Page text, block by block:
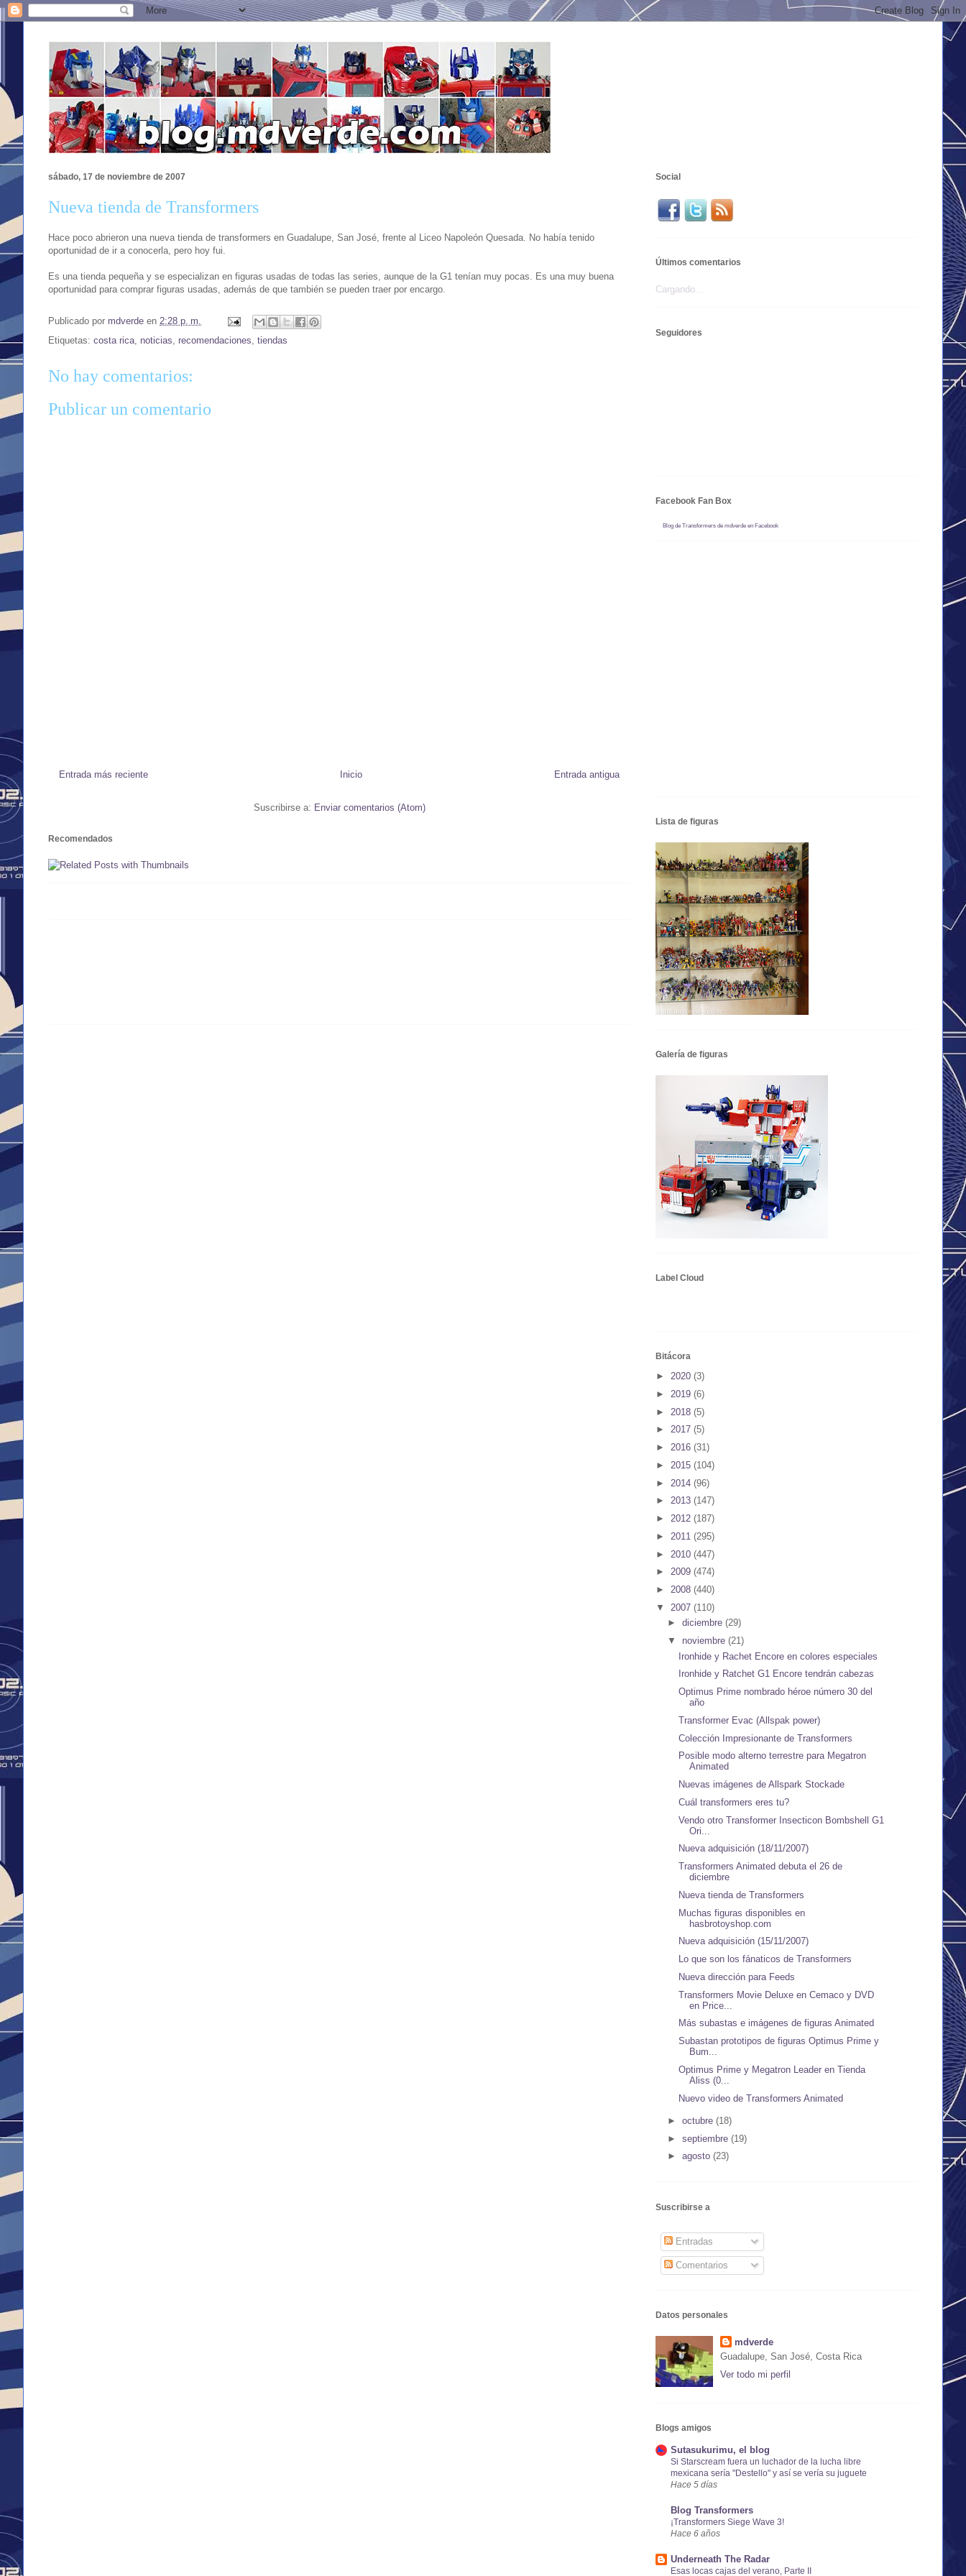
sábado, 17 de noviembre de 2007
Nueva tienda de Transformers
Hace poco abrieron una nueva tienda de transformers en Guadalupe, San José, frente al Liceo Napoleón Quesada. No había tenido
oportunidad de ir a conocerla, pero hoy fui.
Es una tienda pequeña y se especializan en figuras usadas de todas las series, aunque de la G1 tenían muy pocas. Es una muy buena
oportunidad para comprar figuras usadas, además de que también se pueden traer por encargo.
Publicado por mdverde en 2:28 p. m.
Etiquetas: costa rica noticias recomendaciones tiendas
No hay comentarios:
Publicar un comentario
Entrada más reciente Entrada antigua
Inicio
Suscribirse a: Enviar comentarios (Atom)
Recomendados
Social
Últimos comentarios
Cargando...
Seguidores
Facebook Fan Box
Blog de Transformers de mdverde en Facebook
Lista de figuras
Galería de figuras
Label Cloud
Bitácora
► 2020 (3)
► 2019 (6)
► 2018 (5)
► 2017 (5)
► 2016 (31)
► 2015 (104)
► 2014 (96)
► 2013 (147)
► 2012 (187)
► 2011 (295)
► 2010 (447)
► 2009 (474)
► 2008 (440)
▼ 2007 (110)
► diciembre (29)
▼ noviembre (21)
Ironhide y Rachet Encore en colores especiales
Ironhide y Ratchet G1 Encore tendrán cabezas
Optimus Prime nombrado héroe número 30 del
año
Transformer Evac (Allspak power)
Colección Impresionante de Transformers
Posible modo alterno terrestre para Megatron
Animated
Nuevas imágenes de Allspark Stockade
Cuál transformers eres tu?
Vendo otro Transformer Insecticon Bombshell G1
Ori...
Nueva adquisición (18/11/2007)
Transformers Animated debuta el 26 de
diciembre
Nueva tienda de Transformers
Muchas figuras disponibles en
hasbrotoyshop.com
Nueva adquisición (15/11/2007)
Lo que son los fánaticos de Transformers
Nueva dirección para Feeds
Transformers Movie Deluxe en Cemaco y DVD
en Price...
Más subastas e imágenes de figuras Animated
Subastan prototipos de figuras Optimus Prime y
Bum...
Optimus Prime y Megatron Leader en Tienda
Aliss (0...
Nuevo video de Transformers Animated
► octubre (18)
► septiembre (19)
► agosto (23)
Suscribirse a
Entradas
Comentarios
Datos personales
mdverde
Guadalupe, San José, Costa Rica
Ver todo mi perfil
Blogs amigos
Sutasukurimu, el blog
Si Starscream fuera un luchador de la lucha libre
mexicana sería "Destello" y así se vería su juguete
Hace 5 días
Blog Transformers
¡Transformers Siege Wave 3!
Hace 6 años
Underneath The Radar
Esas locas cajas del verano, Parte II